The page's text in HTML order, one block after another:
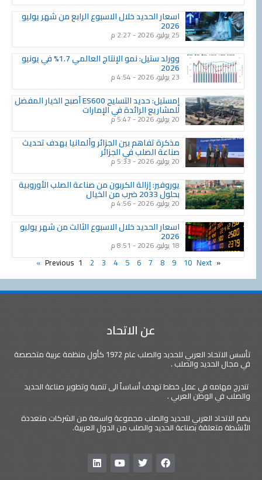
اسعار الحديد خلال الاسبوع الرابع من شهر يوليو
2026
25 يوليو، 2026
وورلد ستيل: نمو الإنتاج العالمي 1.7% في يونيو
2026
23 يوليو، 2026
إمستيل: حديد التسليح ES600 أصبح الخيار المفضل
للمشاريع الرائدة في الإمارات
20 يوليو، 2026
مذكرة تفاهم بين الجزائر وألمانيا بهدف تحديث
صناعة الصلب في الجزائر
20 يوليو، 2026
يوروفير: إزالة الكربون من صناعة الصلب الأوروبية
بحلول 2033 ضرب من الخيال
20 يوليو، 2026
اسعار الحديد خلال الاسبوع الثالث من شهر يوليو
2026
18 يوليو، 2026
« Previous
1 2 3 4 5 6 7 8 9 10 Next »
عن الاتحاد
تأسس الاتحاد العربي للحديد والصلب عام 1972 كأول منظمة عربية متخصصة
في مجال الحديد والصلب .
تندرج مهامه في عمل خطط تهدف أساساً الى تنمية وتطوير صناعة الحديد
والصلب في الوطن العربي .
يضم الاتحاد العربي للحديد والصلب مجموعة واسعة من الشركات متعددة
الأنشطة متعلقة بصناعة الحديد والصلب من الدول العربية.
F
a
T
Y
o
L
i